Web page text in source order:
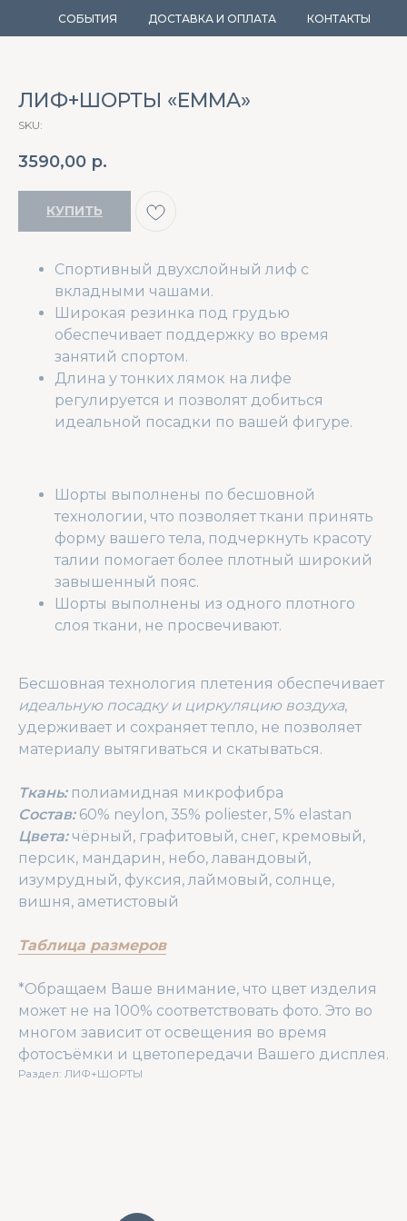
СОБЫТИЯ ДОСТАВКА И ОПЛАТА КОНТАКТЫ
ЛИФ+ШОРТЫ «EMMA»
SKU:
3590,00 р.
КУПИТЬ
Спортивный двухслойный лиф с
вкладными чашами.
Широкая резинка под грудью
обеспечивает поддержку во время
занятий спортом.
Длина у тонких лямок на лифе
регулируется и позволят добиться
идеальной посадки по вашей фигуре.
Шорты выполнены по бесшовной
технологии, что позволяет ткани принять
форму вашего тела, подчеркнуть красоту
талии помогает более плотный широкий
завышенный пояс.
Шорты выполнены из одного плотного
слоя ткани, не просвечивают.
Бесшовная технология плетения обеспечивает
идеальную посадку и циркуляцию воздуха,
удерживает и сохраняет тепло, не позволяет
материалу вытягиваться и скатываться.
Ткань:полиамидная микрофибра
Состав: 60% neylon, 35% poliester, 5% elastan
Цвета:чёрный, графитовый, снег, кремовый,
персик, мандарин, небо, лавандовый,
изумрудный, фуксия, лаймовый, солнце,
вишня, аметистовый
Таблица размеров
*Обращаем Ваше внимание, что цвет изделия
может не на 100% соответствовать фото. Это во
многом зависит от освещения во время
фотосъёмки и цветопередачи Вашего дисплея.
Раздел: ЛИФ+ШОРТЫ